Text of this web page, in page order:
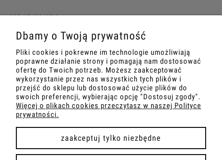
MOJE KONTO
PŁATNOŚCI I DOSTAWA
INFORMACJE
O NAS
pokaż pełną wersję strony
Dbamy o Twoją prywatność
Pliki cookies i pokrewne im technologie umożliwiają
poprawne działanie strony i pomagają nam dostosować
ofertę do Twoich potrzeb. Możesz zaakceptować
wykorzystanie przez nas wszystkich tych plików i
przejść do sklepu lub dostosować użycie plików do
swoich preferencji, wybierając opcję "Dostosuj zgody".
Więcej o plikach cookies przeczytasz w naszej Polityce
prywatności.
zaakceptuj tylko niezbędne